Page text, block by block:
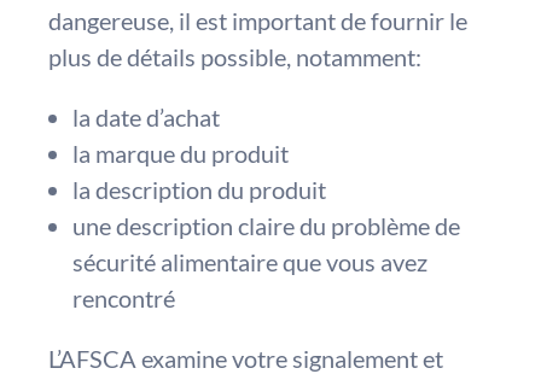
dangereuse, il est important de fournir le
plus de détails possible, notamment:
la date d’achat
la marque du produit
la description du produit
une description claire du problème de
sécurité alimentaire que vous avez
rencontré
L’AFSCA examine votre signalement et